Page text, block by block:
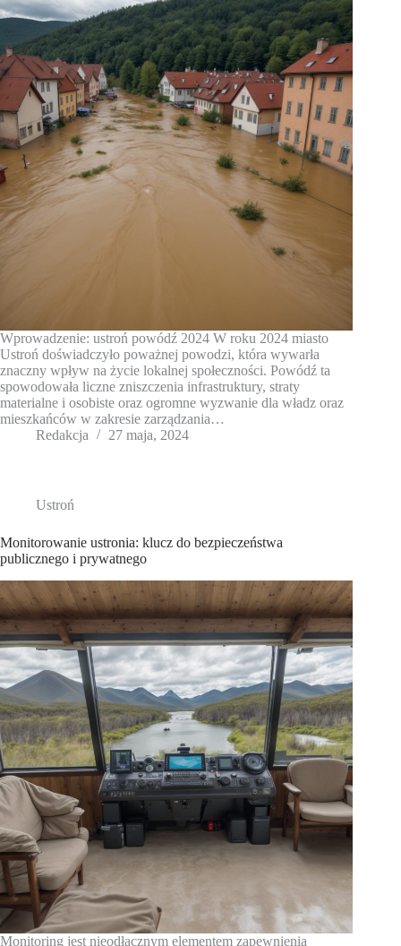
Wprowadzenie: ustroń powódź 2024 W roku 2024 miasto
Ustroń doświadczyło poważnej powodzi, która wywarła
znaczny wpływ na życie lokalnej społeczności. Powódź ta
spowodowała liczne zniszczenia infrastruktury, straty
materialne i osobiste oraz ogromne wyzwanie dla władz oraz
mieszkańców w zakresie zarządzania…
Redakcja
27 maja, 2024
Ustroń
Monitorowanie ustronia: klucz do bezpieczeństwa
publicznego i prywatnego
Monitoring jest nieodłącznym elementem zapewnienia